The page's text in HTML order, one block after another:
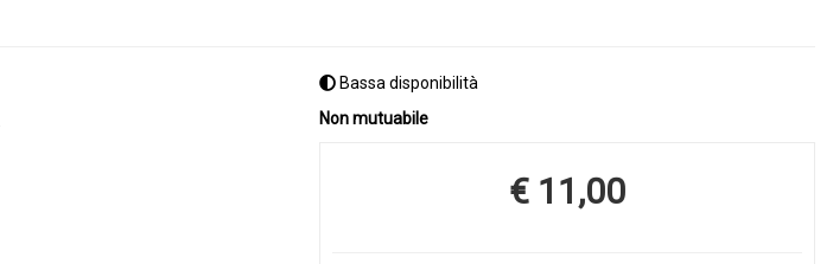
Bassa disponibilità
Non mutuabile
Prezzo
€ 11,00